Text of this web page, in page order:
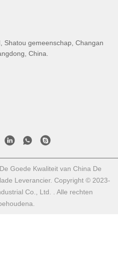
Shatou gemeenschap, Changan
China.
Goede Kwaliteit van China De
Leverancier. Copyright © 2023-
Co., Ltd. . Alle rechten